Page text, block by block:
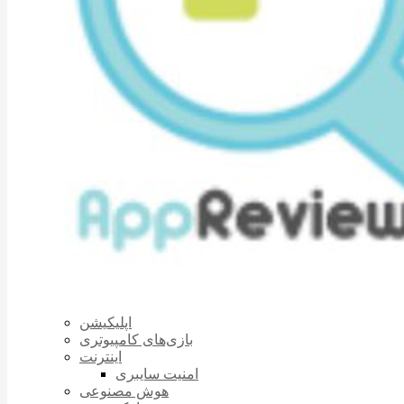
اپلیکیشن
بازی‌های کامپیوتری
اینترنت
امنیت سایبری
هوش مصنوعی